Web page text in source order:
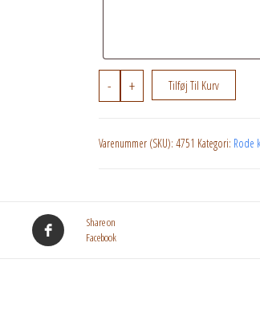
- Vamset vest til lille
+ Tilføj Til Kurv
Varenummer (SKU): 4751 Kategori: Rode
Share on
Facebook